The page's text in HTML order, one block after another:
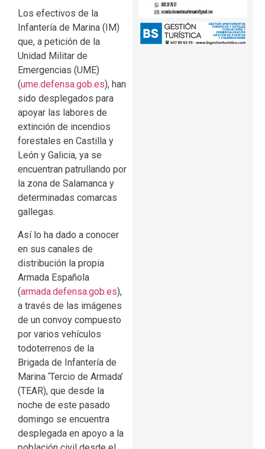
Los efectivos de la
Infantería de Marina (IM)
que, a petición de la
Unidad Militar de
Emergencias (UME)
(ume.defensa.gob.es), han
sido desplegados para
apoyar las labores de
extinción de incendios
forestales en Castilla y
León y Galicia, ya se
encuentran patrullando por
la zona de Salamanca y
determinadas comarcas
gallegas.
Así lo ha dado a conocer
en sus canales de
distribución la propia
Armada Española
(armada.defensa.gob.es),
a través de las imágenes
de un convoy compuesto
por varios vehículos
todoterrenos de la
Brigada de Infantería de
Marina ‘Tercio de Armada’
(TEAR), que desde la
noche de este pasado
domingo se encuentra
desplegada en apoyo a la